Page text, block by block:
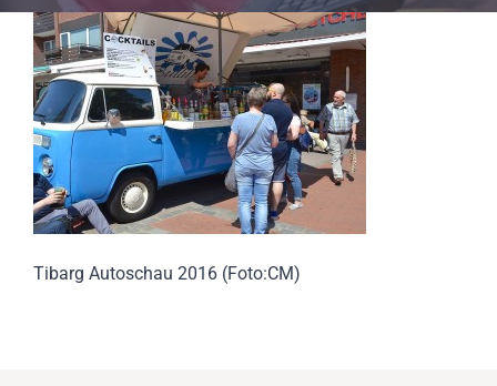
Events
Impressionen
Über uns
SUCHE
Tibarg Autoschau 2016 (Foto:CM)